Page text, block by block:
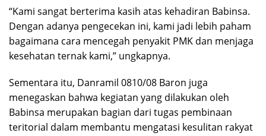
“Kami sangat berterima kasih atas kehadiran Babinsa.
Dengan adanya pengecekan ini, kami jadi lebih paham
bagaimana cara mencegah penyakit PMK dan menjaga
kesehatan ternak kami,” ungkapnya.
Sementara itu, Danramil 0810/08 Baron juga
menegaskan bahwa kegiatan yang dilakukan oleh
Babinsa merupakan bagian dari tugas pembinaan
teritorial dalam membantu mengatasi kesulitan rakyat